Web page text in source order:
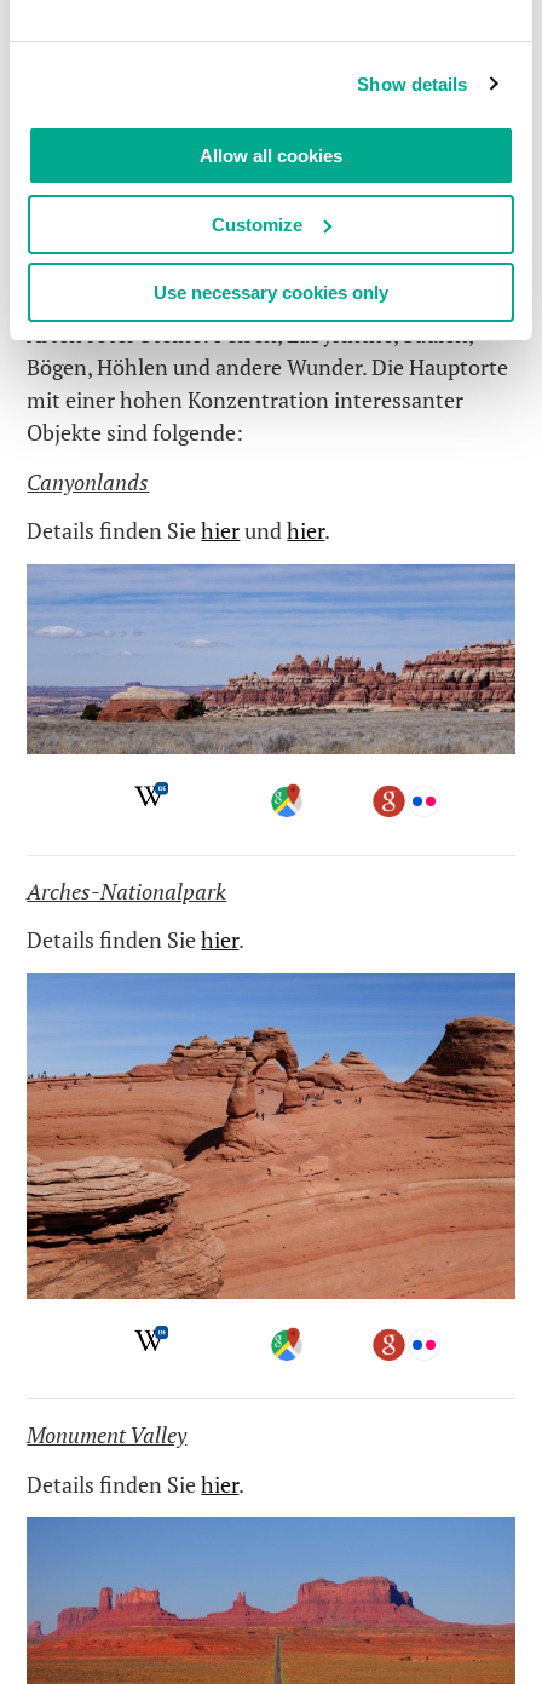
Show details
Allow all cookies
Customize
Use necessary cookies only
Quelle
6.Utah/Arizona Red Rocks, Arches und Caves
Rote Felsformationen, verstreut über riesige
Gebiete zweier benachbarter Staaten – Utah und
Arizona. Enorme Ausmaße von verschiedenen
Arten roter Steine: Felsen, Labyrinthe, Säulen,
Bögen, Höhlen und andere Wunder. Die Hauptorte
mit einer hohen Konzentration interessanter
Objekte sind folgende:
Canyonlands
Details finden Siehierundhier.
Arches-Nationalpark
Details finden Siehier.
Monument Valley
Details finden Siehier.